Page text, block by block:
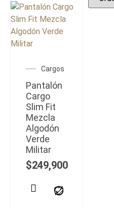
Cargos
Pantalón
Cargo
Slim Fit
Mezcla
Algodón
Verde
Militar
$249,900